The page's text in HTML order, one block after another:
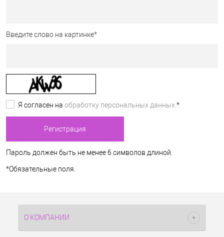
Введите слово на картинке*
Я согласен на обработку персональных данных. *
Пароль должен быть не менее 6 символов длиной.
*Обязательные поля.
О КОМПАНИИ